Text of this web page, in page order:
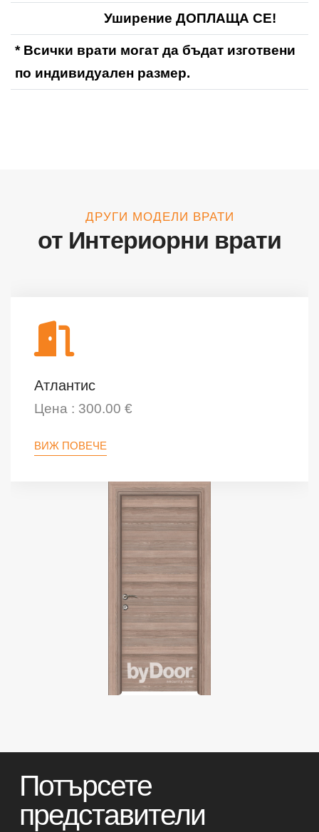
Уширение ДОПЛАЩА СЕ!
* Всички врати могат да бъдат изготвени
по индивидуален размер.
ДРУГИ МОДЕЛИ ВРАТИ
от Интериорни врати
Атлантис
Цена : 300.00 €
ВИЖ ПОВЕЧЕ
Потърсете
представители